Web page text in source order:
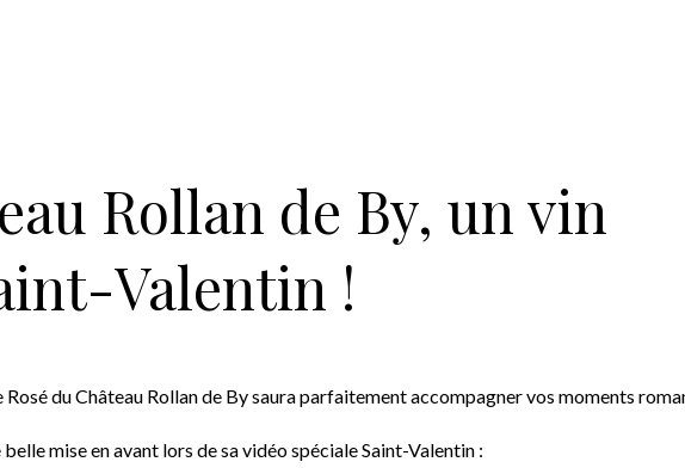
Rollan de By, un vin
Valentin !
Rosé du Château Rollan de By saura parfaitement accompagner vos moments
belle mise en avant lors de sa vidéo spéciale Saint-Valentin :